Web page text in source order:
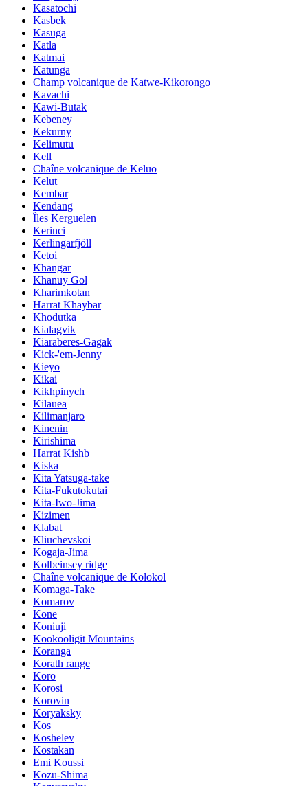
Kasatochi
Kasbek
Kasuga
Katla
Katmai
Katunga
Champ volcanique de Katwe-Kikorongo
Kavachi
Kawi-Butak
Kebeney
Kekurny
Kelimutu
Kell
Chaîne volcanique de Keluo
Kelut
Kembar
Kendang
Îles Kerguelen
Kerinci
Kerlingarfjöll
Ketoi
Khangar
Khanuy Gol
Kharimkotan
Harrat Khaybar
Khodutka
Kialagvik
Kiaraberes-Gagak
Kick-'em-Jenny
Kieyo
Kikai
Kikhpinych
Kilauea
Kilimanjaro
Kinenin
Kirishima
Harrat Kishb
Kiska
Kita Yatsuga-take
Kita-Fukutokutai
Kita-Iwo-Jima
Kizimen
Klabat
Kliuchevskoi
Kogaja-Jima
Kolbeinsey ridge
Chaîne volcanique de Kolokol
Komaga-Take
Komarov
Kone
Koniuji
Kookooligit Mountains
Koranga
Korath range
Koro
Korosi
Korovin
Koryaksky
Kos
Koshelev
Kostakan
Emi Koussi
Kozu-Shima